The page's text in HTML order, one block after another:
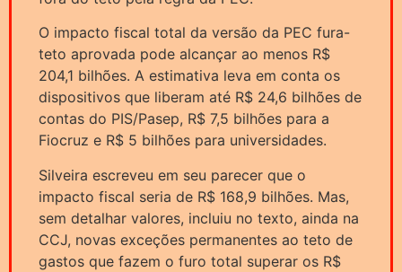
O impacto fiscal total da versão da PEC fura-
teto aprovada pode alcançar ao menos R$
204,1 bilhões. A estimativa leva em conta os
dispositivos que liberam até R$ 24,6 bilhões de
contas do PIS/Pasep, R$ 7,5 bilhões para a
Fiocruz e R$ 5 bilhões para universidades.
Silveira escreveu em seu parecer que o
impacto fiscal seria de R$ 168,9 bilhões. Mas,
sem detalhar valores, incluiu no texto, ainda na
CCJ, novas exceções permanentes ao teto de
gastos que fazem o furo total superar os R$